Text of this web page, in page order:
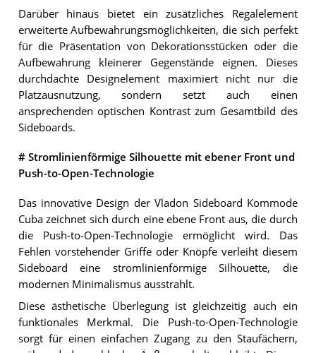
Darüber hinaus bietet ein zusätzliches Regalelement
erweiterte Aufbewahrungsmöglichkeiten, die sich perfekt
für die Präsentation von Dekorationsstücken oder die
Aufbewahrung kleinerer Gegenstände eignen. Dieses
durchdachte Designelement maximiert nicht nur die
Platzausnutzung, sondern setzt auch einen
ansprechenden optischen Kontrast zum Gesamtbild des
Sideboards.
# Stromlinienförmige Silhouette mit ebener Front und
Push-to-Open-Technologie
Das innovative Design der Vladon Sideboard Kommode
Cuba zeichnet sich durch eine ebene Front aus, die durch
die Push-to-Open-Technologie ermöglicht wird. Das
Fehlen vorstehender Griffe oder Knöpfe verleiht diesem
Sideboard eine stromlinienförmige Silhouette, die
modernen Minimalismus ausstrahlt.
Diese ästhetische Überlegung ist gleichzeitig auch ein
funktionales Merkmal. Die Push-to-Open-Technologie
sorgt für einen einfachen Zugang zu den Staufächern,